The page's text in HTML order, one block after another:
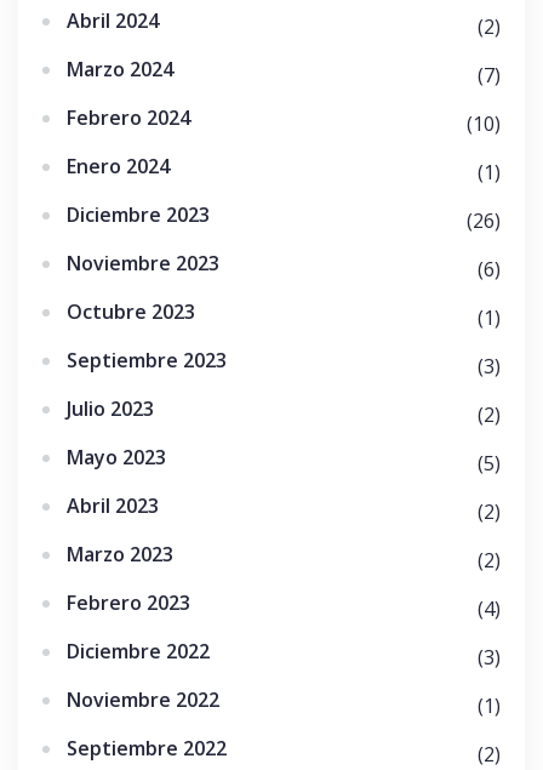
Abril 2024
(2)
Marzo 2024
(7)
Febrero 2024
(10)
Enero 2024
(1)
Diciembre 2023
(26)
Noviembre 2023
(6)
Octubre 2023
(1)
Septiembre 2023
(3)
Julio 2023
(2)
Mayo 2023
(5)
Abril 2023
(2)
Marzo 2023
(2)
Febrero 2023
(4)
Diciembre 2022
(3)
Noviembre 2022
(1)
Septiembre 2022
(2)